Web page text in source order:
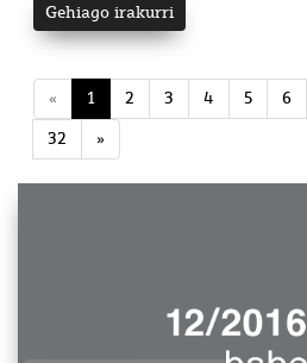
Gehiago irakurri
« 1 2 3 4 5 6
32
»